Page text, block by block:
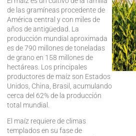
de las gramíneas procedente de
América central y con miles de
años de antigüedad. La
producción mundial aproximada
es de 790 millones de toneladas
de grano en 158 millones de
hectáreas. Los principales
productores de maíz son Estados
Unidos, China, Brasil, acumulando
cerca del 62% de la producción
total mundial.
El maíz requiere de climas
templados en su fase de